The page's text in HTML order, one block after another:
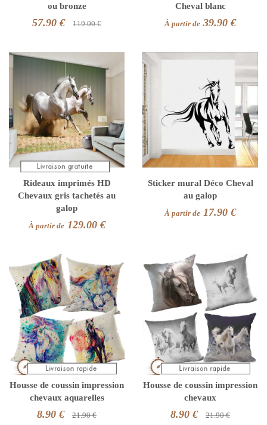
ou bronze
57.90 € 119.00 €
Cheval blanc
À partir de 39.90 €
Rideaux imprimés HD
Chevaux gris tachetés au
galop
À partir de129.00 €
Sticker mural Déco Cheval
au galop
À partir de 17.90 €
Housse de coussin impression
chevaux aquarelles
8.90 € 21.90 €
Housse de coussin impression
chevaux
8.90 € 21.90 €